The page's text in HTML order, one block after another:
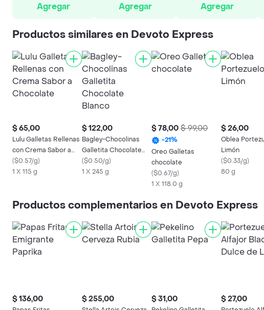
Agregar Agregar
Agregar
Productos similares en Devoto Express
$ 65,00
Lulu Galletas Rellenas
con Crema Sabor a
Chocolate
($0.57/g)
1 X 115 g
$ 122,00
Bagley-Chocolinas
Galletita Chocolate
Blanco
($0.50/g)
1 X 245 g
$ 78,00 $ 99,00
-21%
Oreo Galletas
chocolate
($0.67/g)
1 X 118.0 g
$ 26,00
Oblea
Limón
($0.33/g)
80 g
Productos complementarios en Devoto Express
$ 136,00 $ 255,00 $ 31,00 $ 27,00